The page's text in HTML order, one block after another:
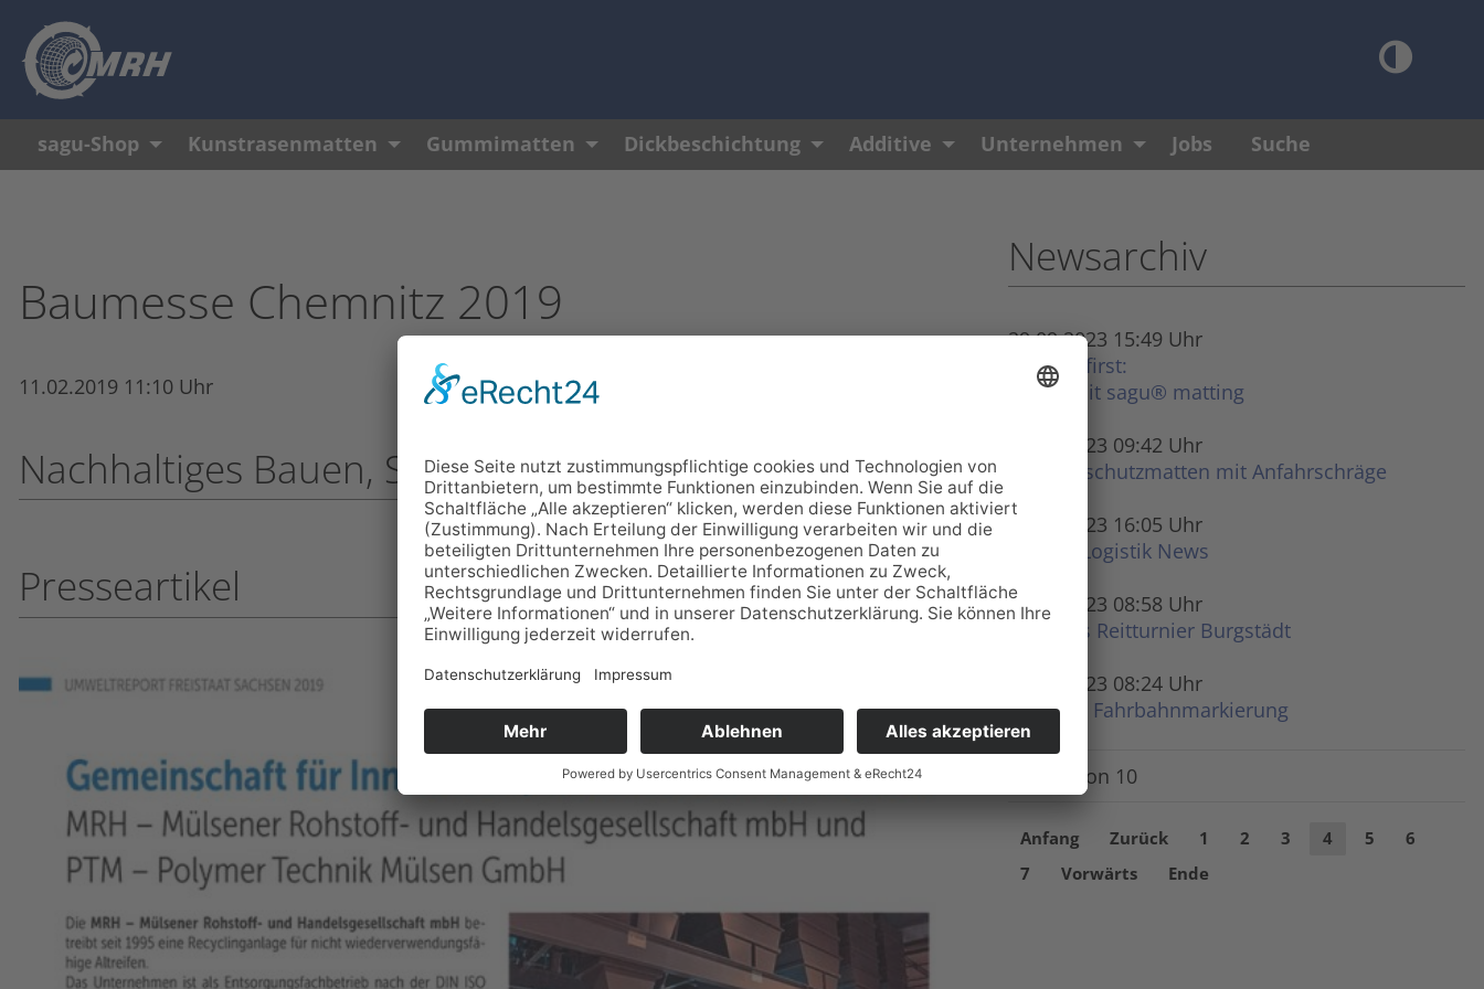
Navigation überspringen
sagu-Shop Kunstrasenmatten Gummimatten Dickbeschichtung Additive Unternehmen Jobs Suche
Baumesse Chemnitz 2019
11.02.2019 11:10 Uhr
Nachhaltiges Bauen, Sanieren und Renovieren
Presseartikel
Newsarchiv
29.09.2023 15:49 Uhr
Safety first:
sicher mit sagu® matting
24.08.2023 09:42 Uhr
Bodenschutzmatten mit Anfahrschräge
01.08.2023 16:05 Uhr
Trans Logistik News
03.07.2023 08:58 Uhr
Großes Reitturnier Burgstädt
23.06.2023 08:24 Uhr
Mobile Fahrbahnmarkierung
Seite 4 von 10
Anfang Zurück 1 2 3 4 5
6
7
Vorwärts Ende